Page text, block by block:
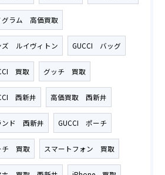
グラム 高価買取
ズ ルイヴィトン GUCCI バッグ
買取 グッチ 買取
西新井 高価買取 西新井
ンド 西新井 GUCCI ポーチ
チ 買取 スマートフォン 買取